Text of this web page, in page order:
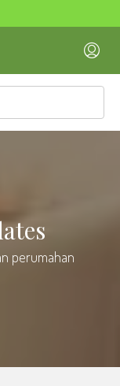
perumahan